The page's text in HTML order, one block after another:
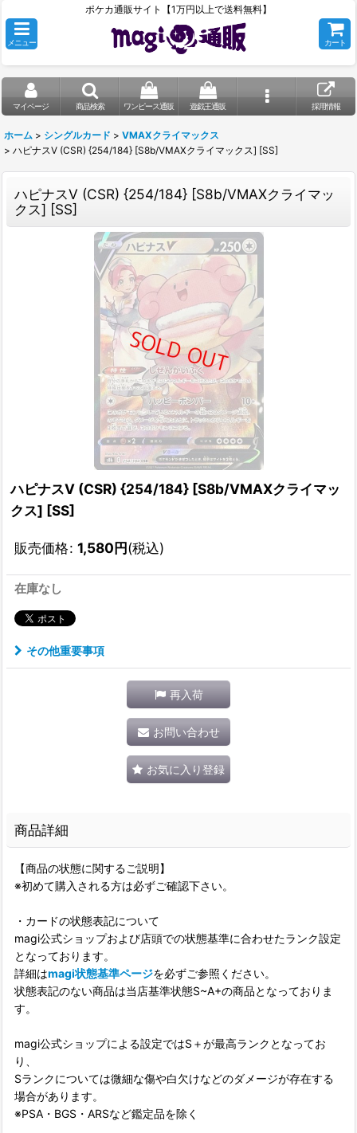
ポケカ通販サイト【1万円以上で送料無料】
メニュー カート
マイページ 商品検索 ワンピース通販 遊戯王通販 採用情報
ホーム > シングルカード > VMAXクライマックス
> ハピナスV (CSR) {254/184} [S8b/VMAXクライマックス] [SS]
ハピナスV (CSR) {254/184} [S8b/VMAXクライマッ
クス] [SS]
ハピナスV (CSR) {254/184} [S8b/VMAXクライマッ
クス] [SS]
販売価格: 1,580円(税込)
在庫なし
その他重要事項
再入荷
お問い合わせ
お気に入り登録
商品詳細
【商品の状態に関するご説明】
※初めて購入される方は必ずご確認下さい。
・カードの状態表記について
magi公式ショップおよび店頭での状態基準に合わせたランク設定
となっております。
詳細はmagi状態基準ページを必ずご参照ください。
状態表記のない商品は当店基準状態S~A+の商品となっておりま
す。
magi公式ショップによる設定ではS＋が最高ランクとなってお
り、
Sランクについては微細な傷や白欠けなどのダメージが存在する
場合があります。
※PSA・BGS・ARSなど鑑定品を除く